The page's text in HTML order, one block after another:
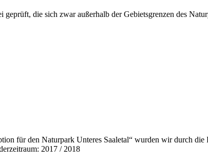
die sich zwar außerhalb der Gebietsgrenzen des
für den Naturpark Unteres Saaletal“ wurden wir durch
2017 / 2018